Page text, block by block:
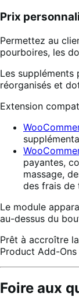
Prix
Permettez au
pourboires, les
Les suppléments
réorganisés et
Extension
payantes,
massage,
des frais de
Le module
au-dessus du
Prêt à accroître
Product Add-Ons
Foire aux